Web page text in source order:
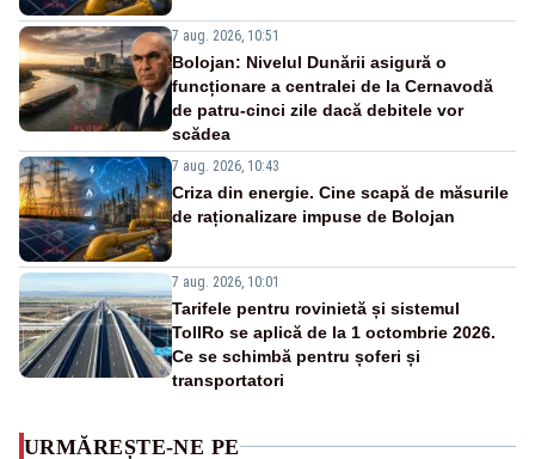
7 aug. 2026, 10:51
Bolojan: Nivelul Dunării asigură o
funcționare a centralei de la Cernavodă
de patru-cinci zile dacă debitele vor
scădea
7 aug. 2026, 10:43
Criza din energie. Cine scapă de măsurile
de raționalizare impuse de Bolojan
7 aug. 2026, 10:01
Tarifele pentru rovinietă și sistemul
TollRo se aplică de la 1 octombrie 2026.
Ce se schimbă pentru șoferi și
transportatori
URMĂREȘTE-NE PE